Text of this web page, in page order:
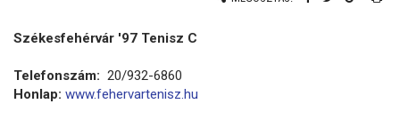
Székesfehérvár '97 Tenisz C
Telefonszám: 20/932-6860
Honlap: www.fehervartenisz.hu